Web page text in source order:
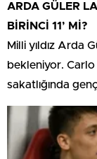
ARDA GÜLER
BİRİNCİ 11’ Mİ?
Milli yıldız Arda
bekleniyor. Carlo
sakatlığında